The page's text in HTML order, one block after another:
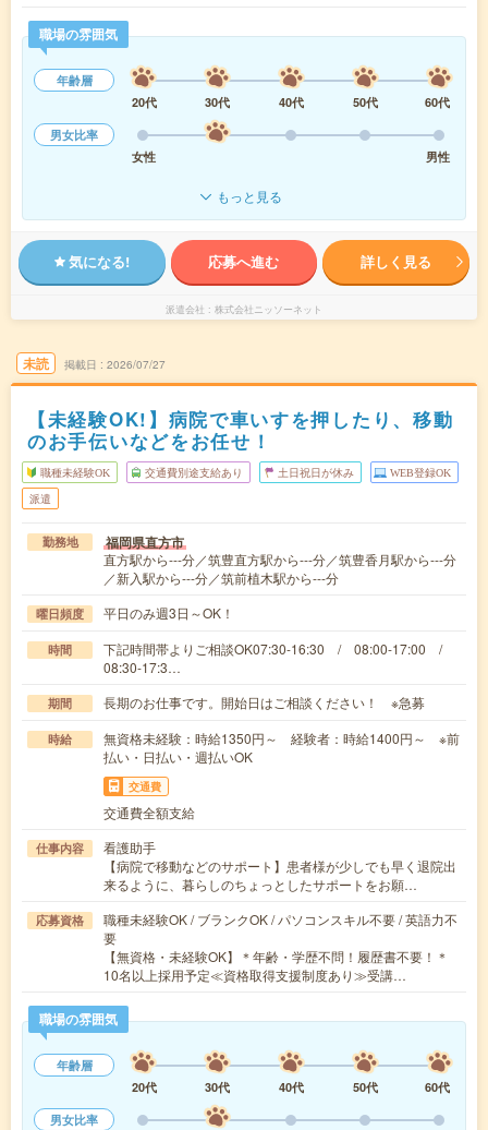
職場の雰囲気
年齢層
20代
30代 40代 50代
60代
男女比率
女性
男性
もっと見る
気になる! 応募へ進む 詳しく見る
派遣会社 株式会社ニッソーネット
未読 掲載日 2026/07/27
【未経験OK!】病院で車いすを押したり、移動
のお手伝いなどをお任せ！
職種未経験OK 交通費別途支給あり 土日祝日が休み WEB登録OK
派遣
勤務地 福岡県直方市
直方駅から---分／筑豊直方駅から---分／筑豊香月駅から---分
／新入駅から---分／筑前植木駅から---分
曜日頻度 平日のみ週3日～OK！
時間
下記時間帯よりご相談OK07:30-16:30 / 08:00-17:00 /
08:30-17:3…
期間 長期のお仕事です。開始日はご相談ください！ ※急募
時給
無資格未経験：時給1350円～ 経験者：時給1400円～ ※前
払い・日払い・週払いOK
交通費
交通費全額支給
仕事内容
看護助手
【病院で移動などのサポート】患者様が少しでも早く退院出
来るように、暮らしのちょっとしたサポートをお願…
応募資格
職種未経験OK / ブランクOK / パソコンスキル不要 / 英語力不
要
【無資格・未経験OK】＊年齢・学歴不問！履歴書不要！＊
10名以上採用予定≪資格取得支援制度あり≫受講…
職場の雰囲気
年齢層
20代
30代 40代 50代
60代
男女比率